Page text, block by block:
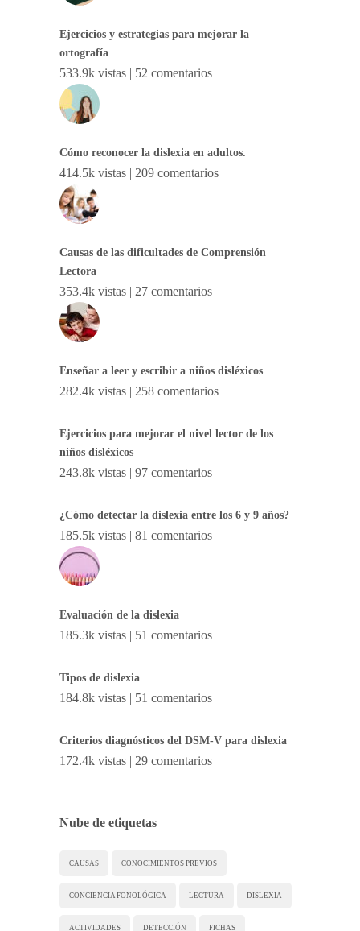
Ejercicios y estrategias para mejorar la
ortografía
533.9k vistas | 52 comentarios
Cómo reconocer la dislexia en adultos.
414.5k vistas | 209 comentarios
Causas de las dificultades de Comprensión
Lectora
353.4k vistas | 27 comentarios
Enseñar a leer y escribir a niños disléxicos
282.4k vistas | 258 comentarios
Ejercicios para mejorar el nivel lector de los
niños disléxicos
243.8k vistas | 97 comentarios
¿Cómo detectar la dislexia entre los 6 y 9 años?
185.5k vistas | 81 comentarios
Evaluación de la dislexia
185.3k vistas | 51 comentarios
Tipos de dislexia
184.8k vistas | 51 comentarios
Criterios diagnósticos del DSM-V para dislexia
172.4k vistas | 29 comentarios
Nube de etiquetas
CAUSAS CONOCIMIENTOS PREVIOS
CONCIENCIA FONOLÓGICA LECTURA DISLEXIA
ACTIVIDADES DETECCIÓN FICHAS